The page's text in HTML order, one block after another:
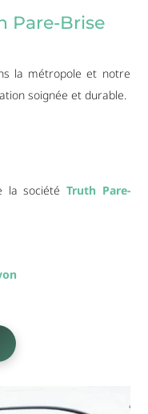
Pare-Brise
la métropole et notre
soignée et durable.
la société Truth Pare-